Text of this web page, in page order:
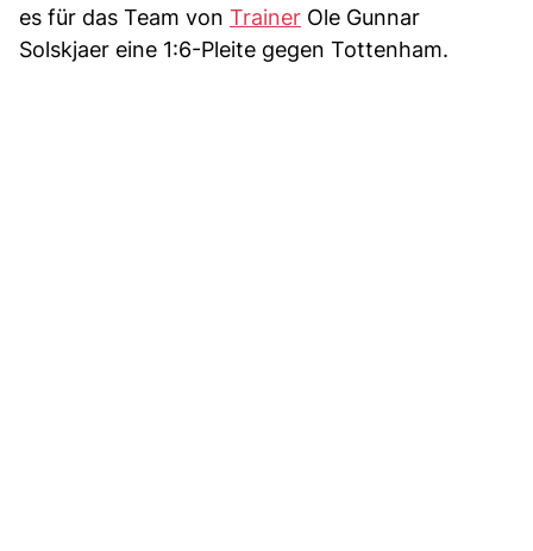
es für das Team von Trainer Ole Gunnar
Solskjaer eine 1:6-Pleite gegen Tottenham.